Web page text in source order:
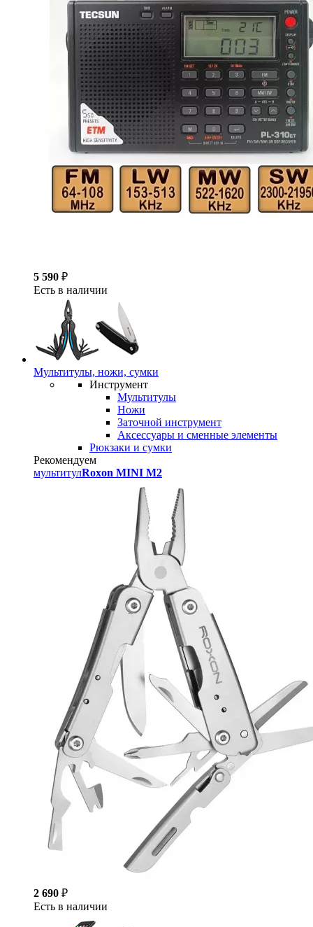
5 590 ₽
Есть в наличии
Мультитулы, ножи, сумки
Инструмент
Мультитулы
Ножи
Заточной инструмент
Аксессуары и сменные элементы
Рюкзаки и сумки
Рекомендуем
мультитулRoxon MINI M2
2 690 ₽
Есть в наличии